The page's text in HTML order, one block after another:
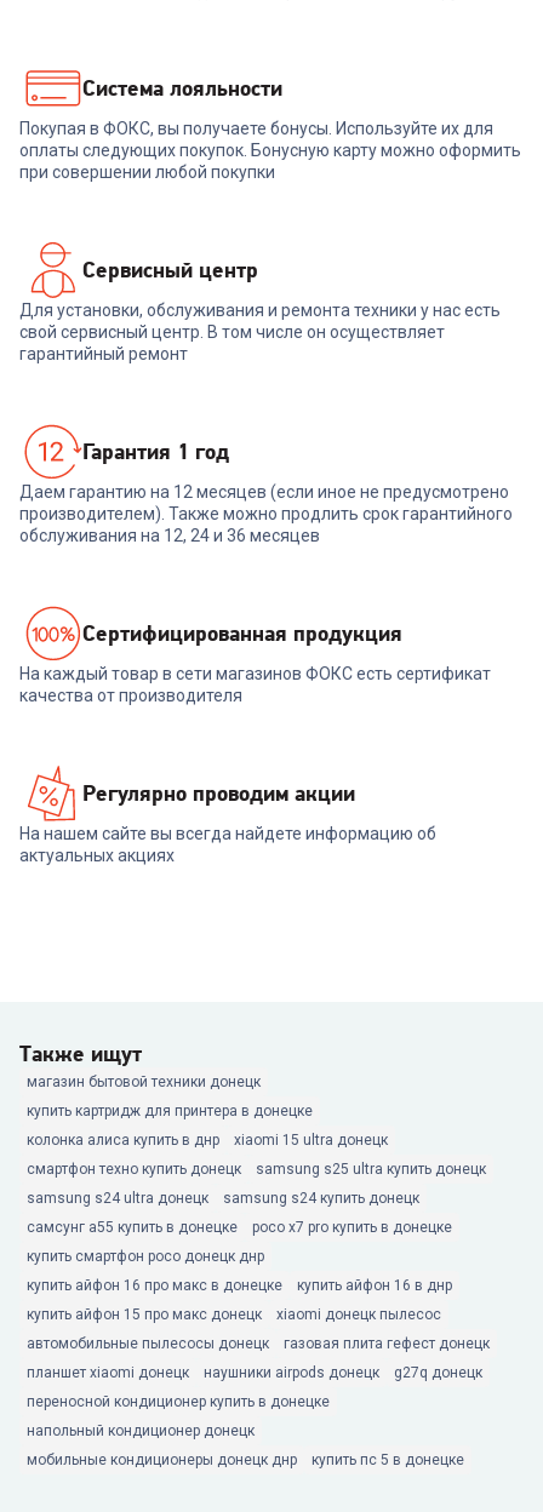
31 679₽
В корзину В корзину
Система лояльности
Покупая в ФОКС, вы получаете бонусы. Используйте их для
оплаты следующих покупок. Бонусную карту можно оформить
при совершении любой покупки
Сервисный центр
Для установки, обслуживания и ремонта техники у нас есть
свой сервисный центр. В том числе он осуществляет
гарантийный ремонт
Гарантия 1 год
Даем гарантию на 12 месяцев (если иное не предусмотрено
производителем). Также можно продлить срок гарантийного
обслуживания на 12, 24 и 36 месяцев
Cертифицированная продукция
На каждый товар в сети магазинов ФОКС есть сертификат
качества от производителя
Регулярно проводим акции
На нашем сайте вы всегда найдете информацию об
актуальных акциях
Также ищут
магазин бытовой техники донецк
купить картридж для принтера в донецке
колонка алиса купить в днр
xiaomi 15 ultra донецк
смартфон техно купить донецк
samsung s25 ultra купить донецк
samsung s24 ultra донецк
samsung s24 купить донецк
самсунг а55 купить в донецке
poco x7 pro купить в донецке
купить смартфон poco донецк днр
купить айфон 16 про макс в донецке
купить айфон 16 в днр
купить айфон 15 про макс донецк
xiaomi донецк пылесос
автомобильные пылесосы донецк
газовая плита гефест донецк
планшет xiaomi донецк
наушники airpods донецк
g27q донецк
переносной кондиционер купить в донецке
напольный кондиционер донецк
мобильные кондиционеры донецк днр
купить пс 5 в донецке